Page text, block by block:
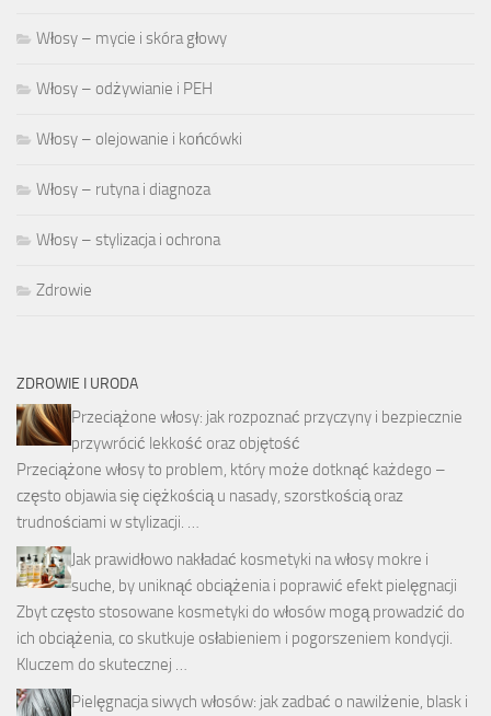
Włosy – mycie i skóra głowy
Włosy – odżywianie i PEH
Włosy – olejowanie i końcówki
Włosy – rutyna i diagnoza
Włosy – stylizacja i ochrona
Zdrowie
ZDROWIE I URODA
Przeciążone włosy: jak rozpoznać przyczyny i bezpiecznie
przywrócić lekkość oraz objętość
Przeciążone włosy to problem, który może dotknąć każdego –
często objawia się ciężkością u nasady, szorstkością oraz
trudnościami w stylizacji. …
Jak prawidłowo nakładać kosmetyki na włosy mokre i
suche, by uniknąć obciążenia i poprawić efekt pielęgnacji
Zbyt często stosowane kosmetyki do włosów mogą prowadzić do
ich obciążenia, co skutkuje osłabieniem i pogorszeniem kondycji.
Kluczem do skutecznej …
Pielęgnacja siwych włosów: jak zadbać o nawilżenie, blask i